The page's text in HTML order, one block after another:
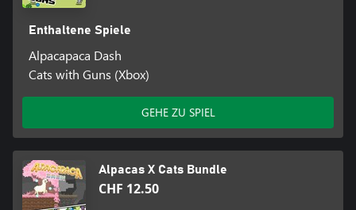
Enthaltene Spiele
Alpacapaca Dash
Cats with Guns (Xbox)
GEHE ZU SPIEL
Alpacas X Cats Bundle
CHF 12.50